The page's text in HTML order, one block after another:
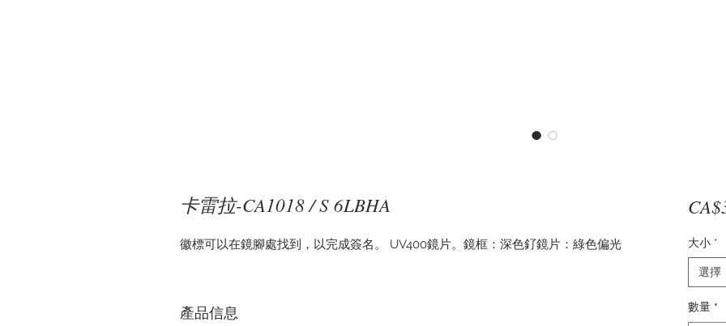
卡雷拉-CA1018 / S 6LBHA
徽標可以在鏡腳處找到，以完成簽名。 UV400鏡片。鏡框：深色釕鏡片：綠色偏光
產品信息
大小 *
選擇
數量 *